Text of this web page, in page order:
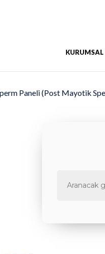
KURUMSAL
Paneli (Post Mayotik